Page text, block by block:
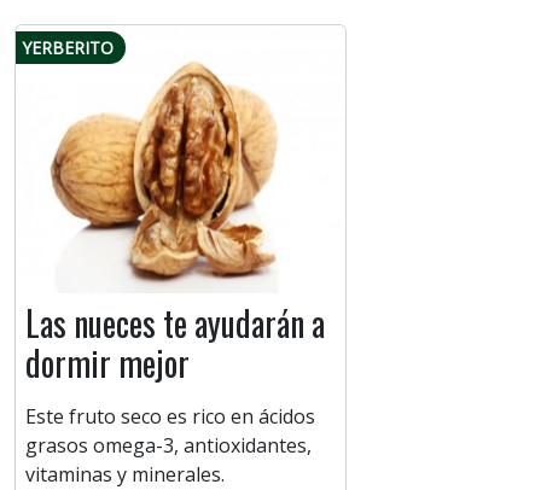
YERBERITO
Las nueces te ayudarán a
dormir mejor
Este fruto seco es rico en ácidos
grasos omega-3, antioxidantes,
vitaminas y minerales.